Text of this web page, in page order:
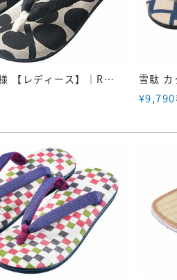
雪駄 木の実模様 【レディース】｜R1935
¥9,790